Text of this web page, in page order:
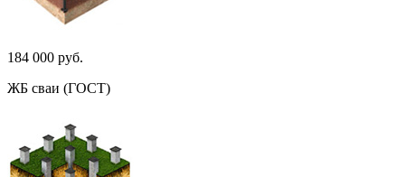
184 000 руб.
ЖБ сваи (ГОСТ)